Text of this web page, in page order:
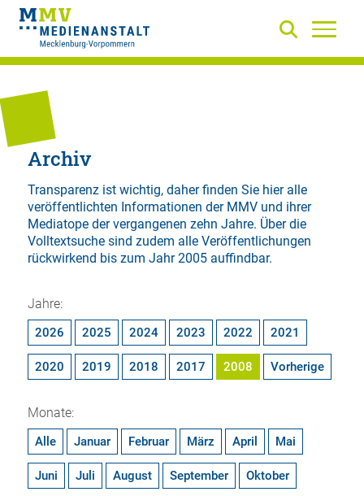
Archiv
Transparenz ist wichtig, daher finden Sie hier alle
veröffentlichten Informationen der MMV und ihrer
Mediatope der vergangenen zehn Jahre. Über die
Volltextsuchesind zudem alle Veröffentlichungen
rückwirkend bis zum Jahr 2005 auffindbar.
Jahre:
2026 2025 2024 2023 2022 2021
2020 2019 2018 2017 2008 Vorherige
Monate:
Alle Januar Februar März April Mai
Juni Juli August September Oktober